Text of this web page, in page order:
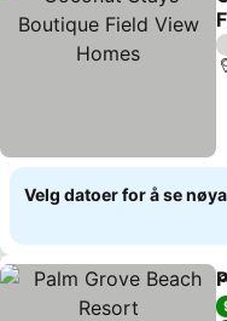
Velg datoer for å se